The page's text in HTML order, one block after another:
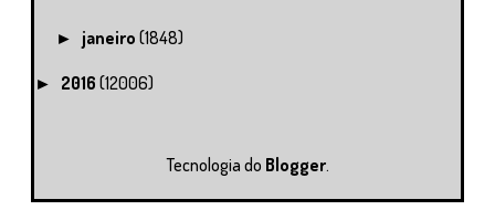
► janeiro(1848)
► 2016 (12006)
Tecnologia do Blogger.